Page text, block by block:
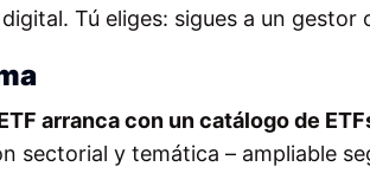
Tú eliges: sigues a un gestor
arranca con un catálogo de
sectorial y temática – ampliable